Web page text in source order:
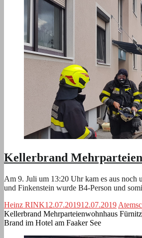
Kellerbrand
Am 9. Juli um 13:20 Uhr kam es aus noch
und Finkenstein wurde B4-Person und
Heinz RINK12.07.201912.07.2019
Kellerbrand Mehrparteienwohnhaus Fürnitz
Brand im Hotel am Faaker See